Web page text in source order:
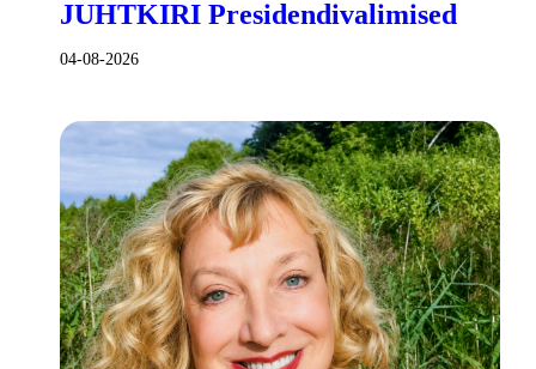
JUHTKIRI Presidendivalimised
04-08-2026